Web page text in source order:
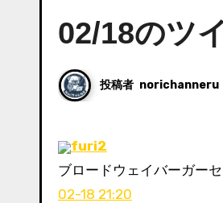
02/18のツ
投稿者 norichanneru
furi2
ブロードウェイバーガー
02-18 21:20